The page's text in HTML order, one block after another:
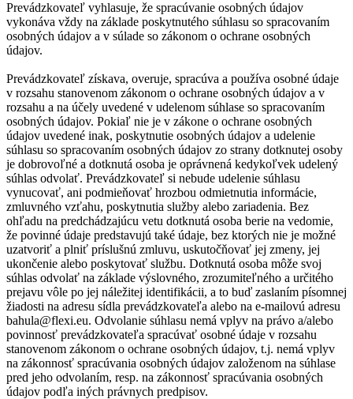
Prevádzkovateľ vyhlasuje, že spracúvanie osobných údajov
vykonáva vždy na základe poskytnutého súhlasu so spracovaním
osobných údajov a v súlade so zákonom o ochrane osobných
údajov.
Prevádzkovateľ získava, overuje, spracúva a používa osobné údaje
v rozsahu stanovenom zákonom o ochrane osobných údajov a v
rozsahu a na účely uvedené v udelenom súhlase so spracovaním
osobných údajov. Pokiaľ nie je v zákone o ochrane osobných
údajov uvedené inak, poskytnutie osobných údajov a udelenie
súhlasu so spracovaním osobných údajov zo strany dotknutej osoby
je dobrovoľné a dotknutá osoba je oprávnená kedykoľvek udelený
súhlas odvolať. Prevádzkovateľ si nebude udelenie súhlasu
vynucovať, ani podmieňovať hrozbou odmietnutia informácie,
zmluvného vzťahu, poskytnutia služby alebo zariadenia. Bez
ohľadu na predchádzajúcu vetu dotknutá osoba berie na vedomie,
že povinné údaje predstavujú také údaje, bez ktorých nie je možné
uzatvoriť a plniť príslušnú zmluvu, uskutočňovať jej zmeny, jej
ukončenie alebo poskytovať službu. Dotknutá osoba môže svoj
súhlas odvolať na základe výslovného, zrozumiteľného a určitého
prejavu vôle po jej náležitej identifikácii, a to buď zaslaním písomnej
žiadosti na adresu sídla prevádzkovateľa alebo na e-mailovú adresu
bahula@flexi.eu. Odvolanie súhlasu nemá vplyv na právo a/alebo
povinnosť prevádzkovateľa spracúvať osobné údaje v rozsahu
stanovenom zákonom o ochrane osobných údajov, t.j. nemá vplyv
na zákonnosť spracúvania osobných údajov založenom na súhlase
pred jeho odvolaním, resp. na zákonnosť spracúvania osobných
údajov podľa iných právnych predpisov.